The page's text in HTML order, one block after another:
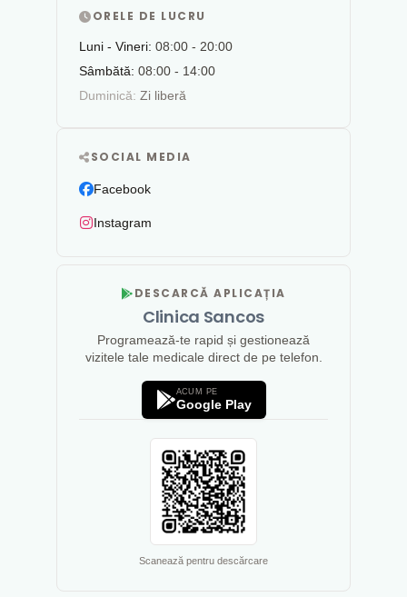
ORELE DE LUCRU
Luni - Vineri: 08:00 - 20:00
Sâmbătă: 08:00 - 14:00
Duminică: Zi liberă
SOCIAL MEDIA
Facebook
Instagram
DESCARCĂ APLICAȚIA
Clinica Sancos
Programează-te rapid și gestionează
vizitele tale medicale direct de pe telefon.
ACUM PE
Google Play
Scanează pentru descărcare